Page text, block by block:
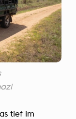
tief im